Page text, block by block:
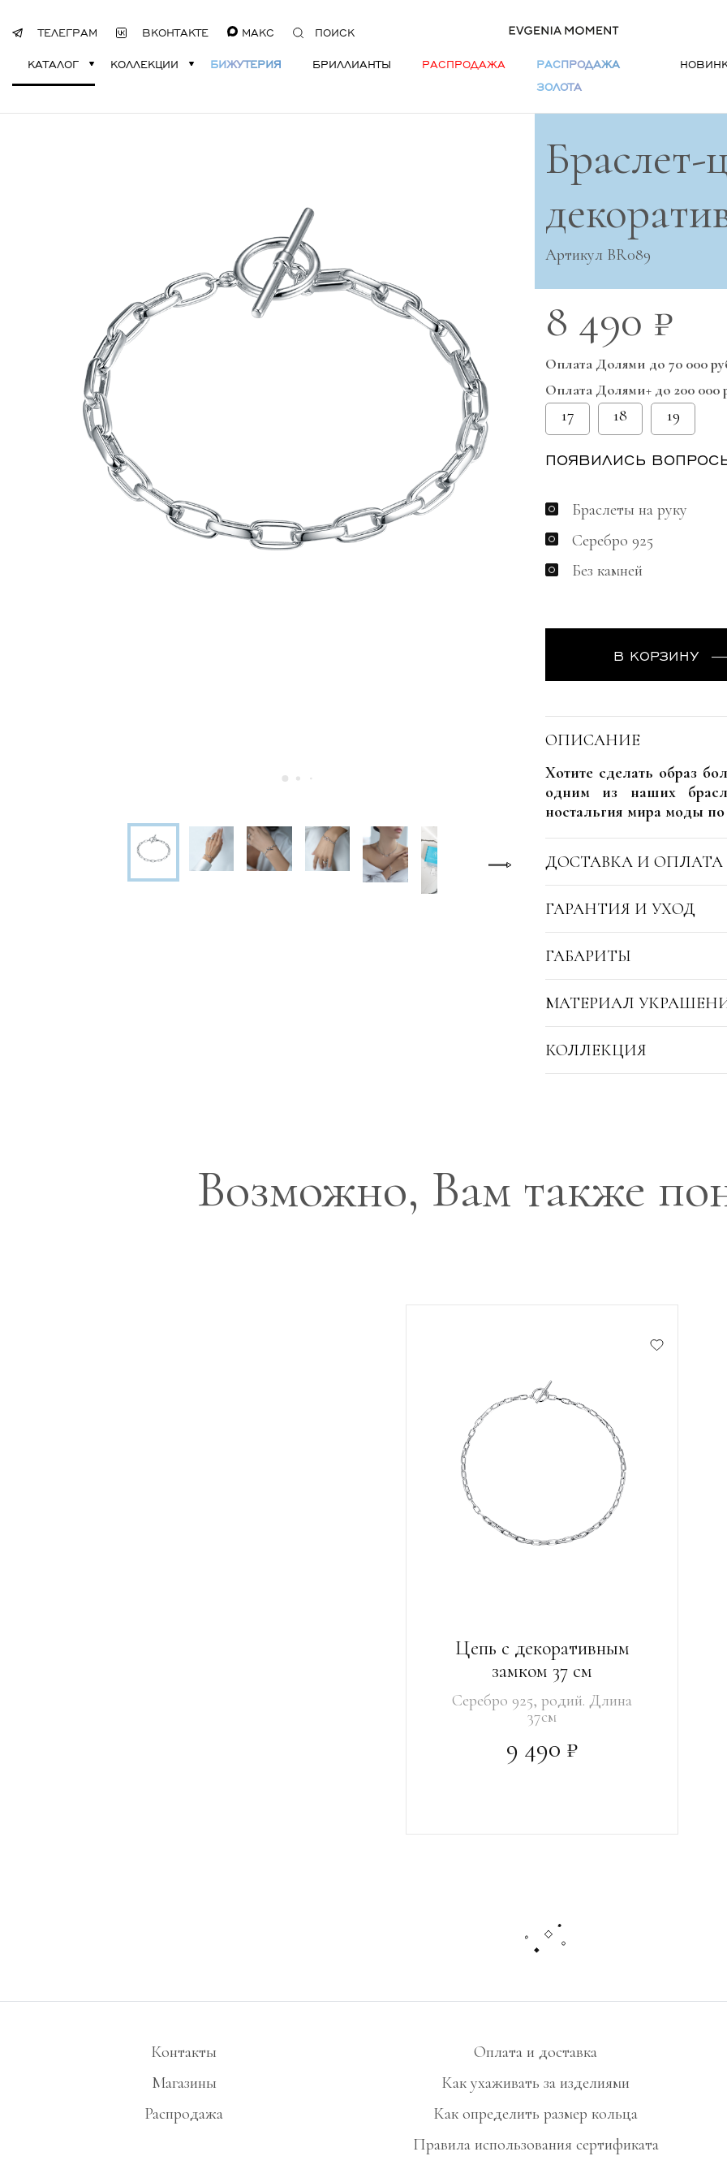
ТЕЛЕГРАМ ВКОНТАКТЕ МАКС ПОИСК
КАТАЛОГ КОЛЛЕКЦИИ БИЖУТЕРИЯ БРИЛЛИАНТЫ РАСПРОДАЖА
РАСПРОДАЖА
ЗОЛОТА
Браслет-
Артикул BR089
8 490 ₽
Оплата Долями до 70 000
Оплата Долями+ до 200 000
17 18 19
ПОЯВИЛИСЬ
Браслеты на руку
Серебро 925
Без камней
В КОРЗИНУ
ОПИСАНИЕ
Хотите сделать образ
одним из наших
ностальгия мира моды по
ДОСТАВКА И ОПЛАТА
ГАРАНТИЯ И УХОД
ГАБАРИТЫ
МАТЕРИАЛ
КОЛЛЕКЦИЯ
Возможно, Вам также
Цепь с декоративным
замком 37 см
Серебро 925, родий. Длина
37см
9 490 ₽
Контакты
Магазины
Распродажа
Оплата и доставка
Как ухаживать за изделиями
Как определить размер кольца
Правила использования сертификата